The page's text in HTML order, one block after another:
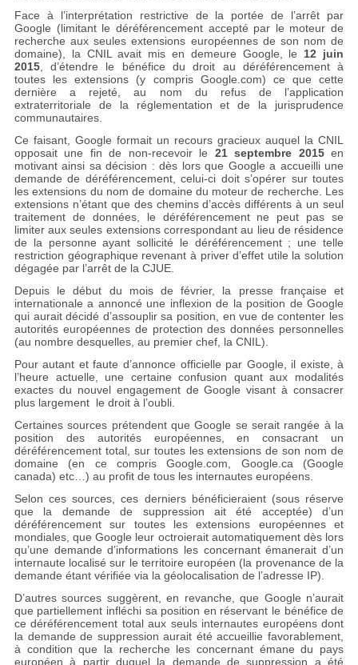
Face à l’interprétation restrictive de la portée de l’arrêt par
Google (limitant le déréférencement accepté par le moteur de
recherche aux seules extensions européennes de son nom de
domaine), la CNIL avait mis en demeure Google, le 12 juin
2015, d’étendre le bénéfice du droit au déréférencement à
toutes les extensions (y compris Google.com) ce que cette
dernière a rejeté, au nom du refus de l’application
extraterritoriale de la réglementation et de la jurisprudence
communautaires.
Ce faisant, Google formait un recours gracieux auquel la CNIL
opposait une fin de non-recevoir le 21 septembre 2015en
motivant ainsi sa décision : dès lors que Google a accueilli une
demande de déréférencement, celui-ci doit s’opérer sur toutes
les extensions du nom de domaine du moteur de recherche. Les
extensions n’étant que des chemins d’accès différents à un seul
traitement de données, le déréférencement ne peut pas se
limiter aux seules extensions correspondant au lieu de résidence
de la personne ayant sollicité le déréférencement ; une telle
restriction géographique revenant à priver d’effet utile la solution
dégagée par l’arrêt de la CJUE.
Depuis le début du mois de février, la presse française et
internationale a annoncé une inflexion de la position de Google
qui aurait décidé d’assouplir sa position, en vue de contenter les
autorités européennes de protection des données personnelles
(au nombre desquelles, au premier chef, la CNIL).
Pour autant et faute d’annonce officielle par Google, il existe, à
l’heure actuelle, une certaine confusion quant aux modalités
exactes du nouvel engagement de Google visant à consacrer
plus largement le droit à l’oubli.
Certaines sources prétendent que Google se serait rangée à la
position des autorités européennes, en consacrant un
déréférencement total, sur toutes les extensions de son nom de
domaine (en ce compris Google.com, Google.ca (Google
canada) etc…) au profit de tous les internautes européens.
Selon ces sources, ces derniers bénéficieraient (sous réserve
que la demande de suppression ait été acceptée) d’un
déréférencement sur toutes les extensions européennes et
mondiales, que Google leur octroierait automatiquement dès lors
qu’une demande d’informations les concernant émanerait d’un
internaute localisé sur le territoire européen (la provenance de la
demande étant vérifiée via la géolocalisation de l’adresse IP).
D’autres sources suggèrent, en revanche, que Google n’aurait
que partiellement infléchi sa position en réservant le bénéfice de
ce déréférencement total aux seuls internautes européens dont
la demande de suppression aurait été accueillie favorablement,
à condition que la recherche les concernant émane du pays
européen à partir duquel la demande de suppression a été